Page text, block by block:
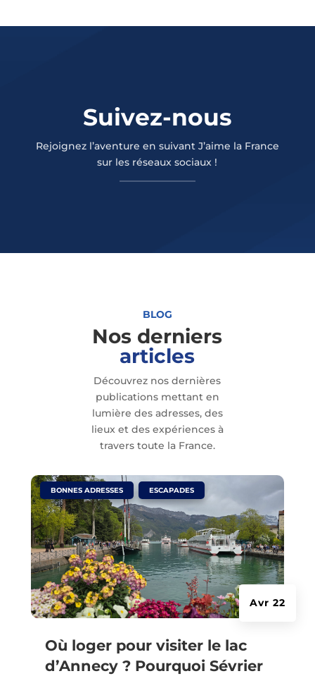
Suivez-nous
Rejoignez l’aventure en suivant J’aime la France
sur les réseaux sociaux !
BLOG
Nos derniers
articles
Découvrez nos dernières
publications mettant en
lumière des adresses, des
lieux et des expériences à
travers toute la France.
Où loger pour visiter le lac
d’Annecy ? Pourquoi Sévrier
Avr 22
BONNES ADRESSES ESCAPADES